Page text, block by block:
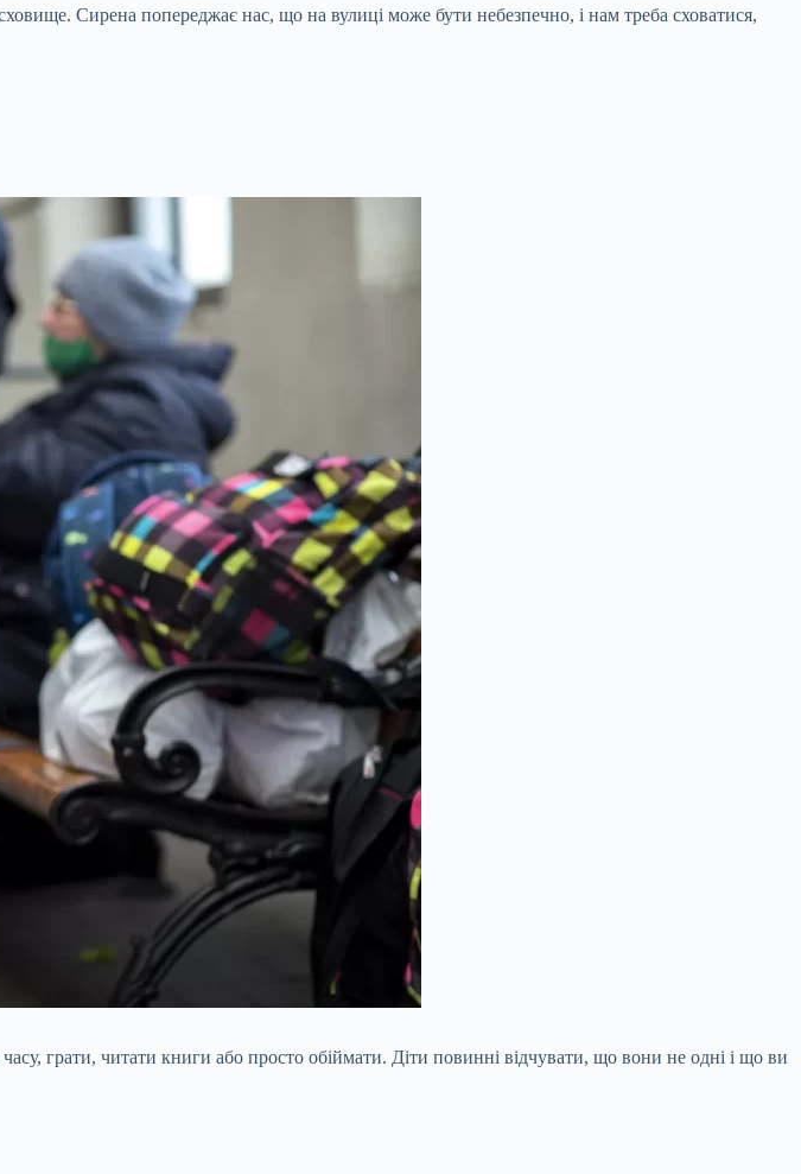
Сирена попереджає нас, що на вулиці може бути небезпечно, і нам треба сховатися,
грати, читати книги або просто обіймати. Діти повинні відчувати, що вони не одні і що ви